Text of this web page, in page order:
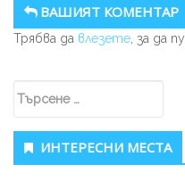
ВАШИЯТ КОМЕНТАР
Трябва да влезете , за да
Secondary Sidebar
Търсене за:
ИНТЕРЕСНИ МЕСТА